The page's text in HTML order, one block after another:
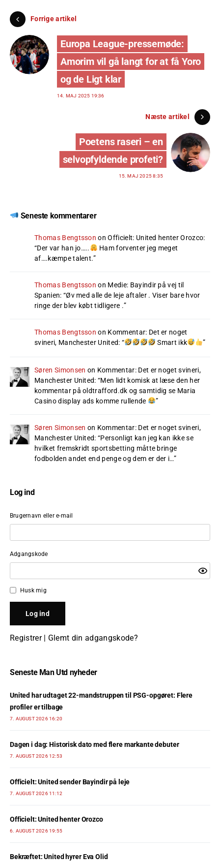
Forrige artikel
Europa League-pressemøde:
Amorim vil gå langt for at få Yoro
og de Ligt klar
14. MAJ 2025 19:36
Næste artikel
Poetens raseri – en
selvopfyldende profeti?
15. MAJ 2025 8:35
Seneste kommentarer
Thomas Bengtsson onOfficielt: United henter Orozco:
“Der var han jo…..
Ham forventer jeg meget
af….kæmpe talent.”
Thomas Bengtsson on Medie: Bayindir på vej til
Spanien: “Øv med alle de leje aftaler . Viser bare hvor
ringe der blev købt tidligere .”
Thomas Bengtsson on Kommentar: Det er noget
svineri, Manchester United: “ Smart ikk ”
Søren Simonsen on Kommentar: Det er noget svineri,
Manchester United: “Men lidt komisk at læse den her
kommentar på oldtrafford.dk og samtidig se Maria
Casino display ads komme rullende
”
Søren Simonsen on Kommentar: Det er noget svineri,
Manchester United: “Personligt kan jeg kan ikke se
hvilket fremskridt sportsbetting måtte bringe
fodbolden andet end penge og dem er der i…”
Log ind
Brugernavn eller e-mail
Adgangskode
Husk mig
Registrer| Glemt din adgangskode?
Seneste Man Utd nyheder
United har udtaget 22-mandstruppen til PSG-opgøret: Flere
profiler er tilbage
7. AUGUST 2026 16:20
Dagen i dag: Historisk dato med flere markante debuter
7. AUGUST 2026 12:53
Officielt: United sender Bayindir på leje
7. AUGUST 2026 11:12
Officielt: United henter Orozco
6. AUGUST 2026 19:55
Bekræftet: United hyrer Eva Olid